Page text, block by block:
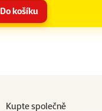
Do košíku
Kupte společně